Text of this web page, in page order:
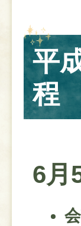
平
程
6月